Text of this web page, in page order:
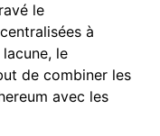
le
à
le
de combiner les
avec les